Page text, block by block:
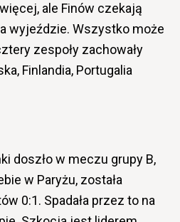
ale Finów czekają
wyjeździe. Wszystko może
zespoły zachowały
Finlandia, Portugalia
doszło w meczu grupy B,
w Paryżu, została
0:1. Spadała przez to na